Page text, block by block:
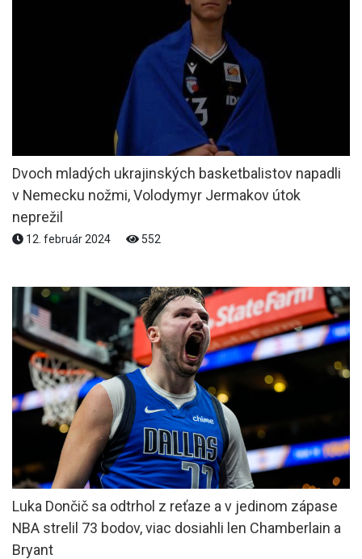
Dvoch mladých ukrajinských basketbalistov napadli
v Nemecku nožmi, Volodymyr Jermakov útok
neprežil
12. február 2024 552
Luka Dončič sa odtrhol z reťaze a v jedinom zápase
NBA strelil 73 bodov, viac dosiahli len Chamberlain a
Bryant